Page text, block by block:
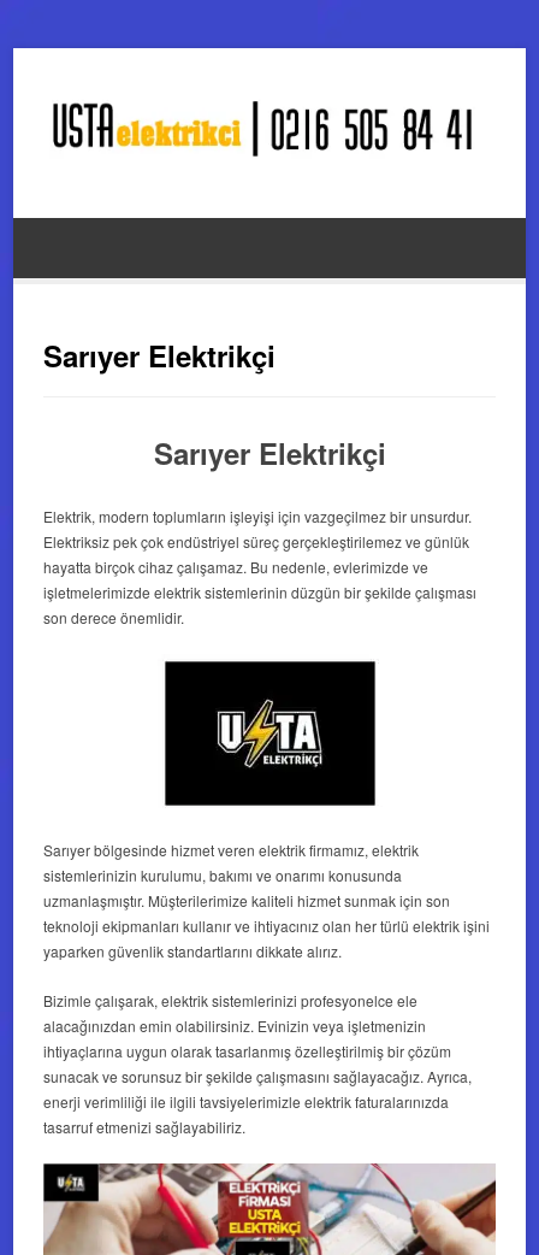
Sarıyer Elektrikçi
Sarıyer Elektrikçi
Elektrik, modern toplumların işleyişi için vazgeçilmez bir unsurdur.
Elektriksiz pek çok endüstriyel süreç gerçekleştirilemez ve günlük
hayatta birçok cihaz çalışamaz. Bu nedenle, evlerimizde ve
işletmelerimizde elektrik sistemlerinin düzgün bir şekilde çalışması
son derece önemlidir.
Sarıyer bölgesinde hizmet veren elektrik firmamız, elektrik
sistemlerinizin kurulumu, bakımı ve onarımı konusunda
uzmanlaşmıştır. Müşterilerimize kaliteli hizmet sunmak için son
teknoloji ekipmanları kullanır ve ihtiyacınız olan her türlü elektrik işini
yaparken güvenlik standartlarını dikkate alırız.
Bizimle çalışarak, elektrik sistemlerinizi profesyonelce ele
alacağınızdan emin olabilirsiniz. Evinizin veya işletmenizin
ihtiyaçlarına uygun olarak tasarlanmış özelleştirilmiş bir çözüm
sunacak ve sorunsuz bir şekilde çalışmasını sağlayacağız. Ayrıca,
enerji verimliliği ile ilgili tavsiyelerimizle elektrik faturalarınızda
tasarruf etmenizi sağlayabiliriz.